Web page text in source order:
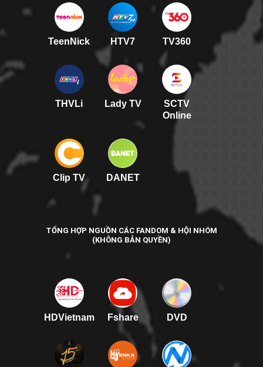
TeenNick HTV7 TV360
THVLi Lady TV
SCTV
Online
Clip TV DANET
TỔNG HỢP NGUỒN CÁC FANDOM & HỘI NHÓM
(KHÔNG BẢN QUYỀN)
HDVietnam Fshare DVD